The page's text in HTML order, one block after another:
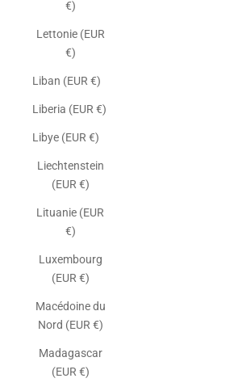
€)
Lettonie (EUR
€)
Liban (EUR €)
Liberia (EUR €)
Libye (EUR €)
Liechtenstein
(EUR €)
Lituanie (EUR
€)
Luxembourg
(EUR €)
Macédoine du
Nord (EUR €)
Madagascar
(EUR €)